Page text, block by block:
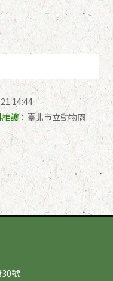
14:44
護： 臺北市立動物園
號